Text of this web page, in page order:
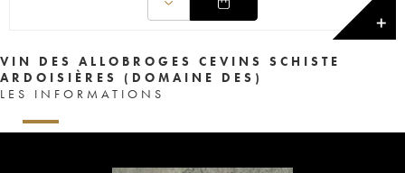
✕
VIN DES ALLOBROGES CEVINS SCHISTE
ARDOISIÈRES (DOMAINE DES)
LES INFORMATIONS